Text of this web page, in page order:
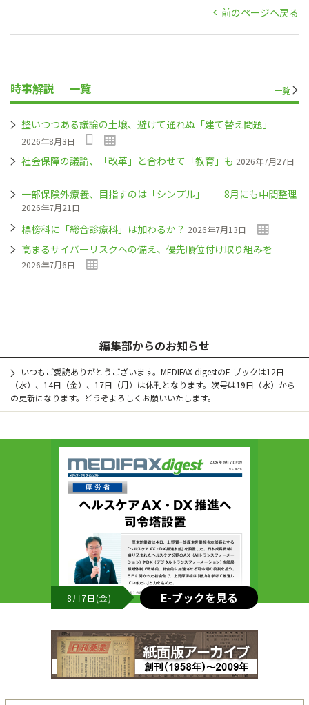
前のページへ戻る
時事解説 一覧 一覧
整いつつある議論の土壌、避けて通れぬ「建て替え問題」
2026年8月3日
社会保障の議論、「改革」と合わせて「教育」も 2026年7月27日
一部保険外療養、目指すのは「シンプル」 8月にも中間整理
2026年7月21日
標榜科に「総合診療科」は加わるか？ 2026年7月13日
高まるサイバーリスクへの備え、優先順位付け取り組みを
2026年7月6日
編集部からのお知らせ
いつもご愛読ありがとうございます。MEDIFAX digestのE-ブックは12日
（水）、14日（金）、17日（月）は休刊となります。次号は19日（水）から
の更新になります。どうぞよろしくお願いいたします。
8月7日(金) E-ブックを見る